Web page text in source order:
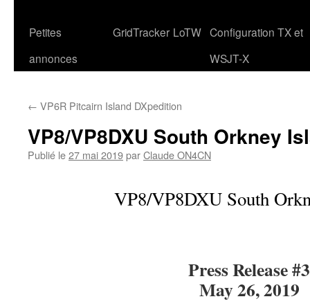
Petites
annonces
GridTracker LoTW Configuration TX et
WSJT-X
← VP6R Pitcairn Island DXpedition
VP8/VP8DXU South Orkney
Publié le27 mai 2019parClaude ON4CN
VP8/VP8DXU South
Press Release #3
May 26, 2019